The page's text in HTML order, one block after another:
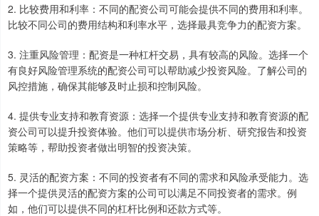
2. 比较费用和利率：不同的配资公司可能会提供不同的费用和利率。
比较不同公司的费用结构和利率水平，选择最具竞争力的配资方案。
3. 注重风险管理：配资是一种杠杆交易，具有较高的风险。选择一个
有良好风险管理系统的配资公司可以帮助减少投资风险。了解公司的
风控措施，确保其能够及时止损和控制风险。
4. 提供专业支持和教育资源：选择一个提供专业支持和教育资源的配
资公司可以提升投资体验。他们可以提供市场分析、研究报告和投资
策略等，帮助投资者做出明智的投资决策。
5. 灵活的配资方案：不同的投资者有不同的需求和风险承受能力。选
择一个提供灵活的配资方案的公司可以满足不同投资者的需求。例
如，他们可以提供不同的杠杆比例和还款方式等。